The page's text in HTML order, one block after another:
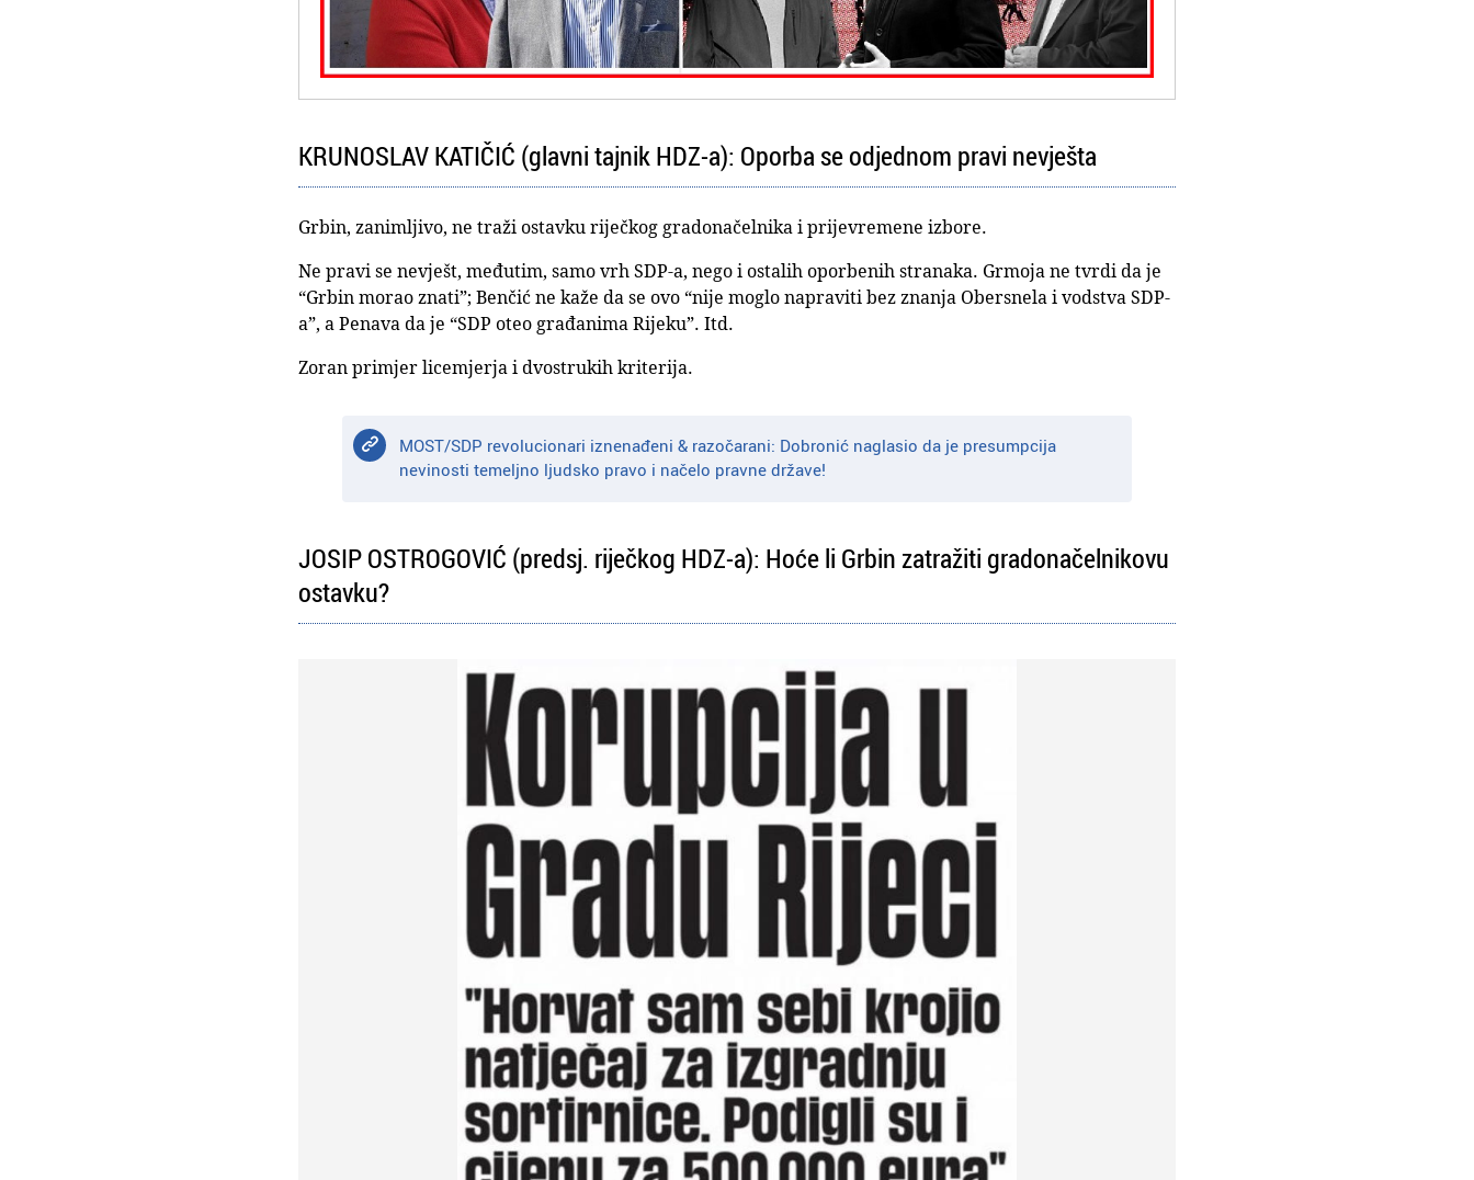
KRUNOSLAV KATIČIĆ (glavni tajnik HDZ-a): Oporba se odjednom pravi nevješta
Grbin, zanimljivo, ne traži ostavku riječkog gradonačelnika i prijevremene izbore.
Ne pravi se nevješt, međutim, samo vrh SDP-a, nego i ostalih oporbenih stranaka. Grmoja ne tvrdi da je
“Grbin morao znati”; Benčić ne kaže da se ovo “nije moglo napraviti bez znanja Obersnela i vodstva SDP-
a”, a Penava da je “SDP oteo građanima Rijeku”. Itd.
Zoran primjer licemjerja i dvostrukih kriterija.
MOST/SDP revolucionari iznenađeni & razočarani: Dobronić naglasio da je presumpcija
nevinosti temeljno ljudsko pravo i načelo pravne države!
JOSIP OSTROGOVIĆ (predsj. riječkog HDZ-a): Hoće li Grbin zatražiti gradonačelnikovu
ostavku?